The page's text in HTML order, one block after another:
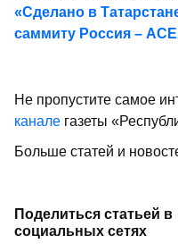
«Сделано в
саммиту Россия –
Не пропустите самое
канале газеты
Больше статей и
Поделиться статьей в
социальных сетях